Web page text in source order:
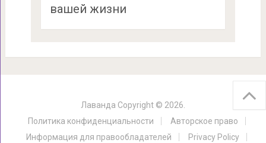
вашей жизни
Лаванда Copyright © 2026.
Политика конфиденциальности
Авторское право
Информация для правообладателей
Privacy Policy